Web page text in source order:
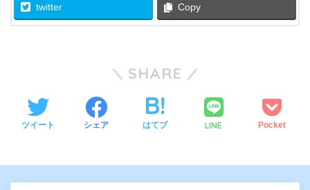
twitter Copy
SHARE
ツイート シェア はてブ LINE Pocket